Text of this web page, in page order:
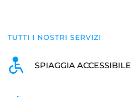
TUTTI I NOSTRI SERVIZI
SPIAGGIA ACCESSIBILE